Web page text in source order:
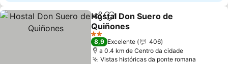
PartilharAdicionar aos favoritos
Hostal Don Suero de
Quiñones
Ver preços
2 Estrelas
8,9 Excelente
406
a 0.4 km de Centro da cidade
Vistas históricas da ponte romana